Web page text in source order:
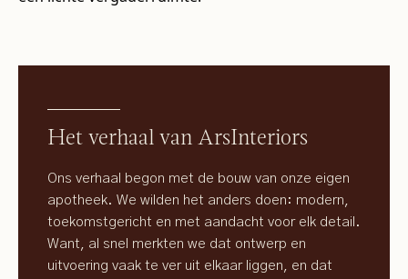
Het verhaal van ArsInteriors
Ons verhaal begon met de bouw van onze eigen
apotheek. We wilden het anders doen: modern,
toekomstgericht en met aandacht voor elk detail.
Want, al snel merkten we dat ontwerp en
uitvoering vaak te ver uit elkaar liggen, en dat